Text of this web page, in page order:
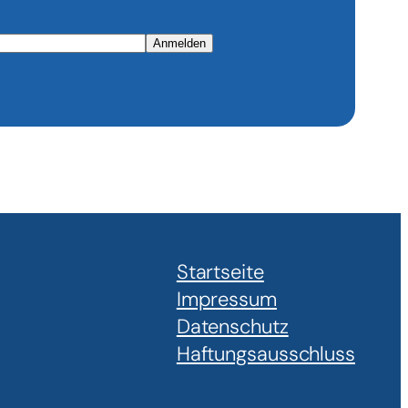
Anmelden
Startseite
Impressum
Datenschutz
Haftungsausschluss